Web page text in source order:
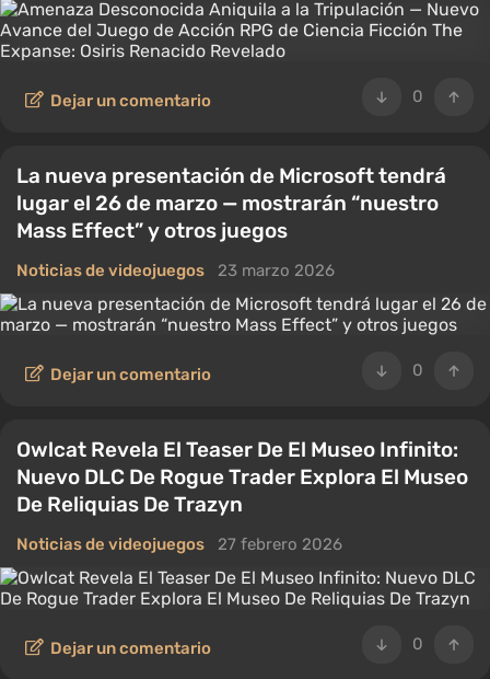
0
Dejar un comentario
La nueva presentación de Microsoft tendrá
lugar el 26 de marzo — mostrarán “nuestro
Mass Effect” y otros juegos
Noticias de videojuegos 23 marzo 2026
0
Dejar un comentario
Owlcat Revela El Teaser De El Museo Infinito:
Nuevo DLC De Rogue Trader Explora El Museo
De Reliquias De Trazyn
Noticias de videojuegos 27 febrero 2026
0
Dejar un comentario